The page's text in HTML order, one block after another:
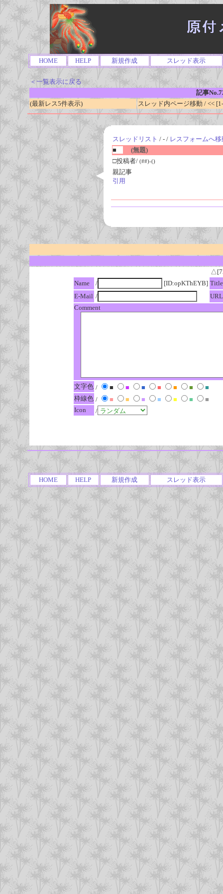
HOME HELP 新規作成 スレッド表示
＜一覧表示に戻る
記事
(最新レス5件表示)
スレッド内ページ移動 / <<
スレッドリスト / - / レスフォームへ移
■
(無題)
□投稿者/ (##)-()
親記事
引用
Name
/ [ID:opKThEYB] Title
E-Mail /
URL
Comment
文字色 / ■ ■ ■ ■ ■ ■
■
枠線色 / ■ ■ ■ ■ ■ ■
■
Icon
/
HOME HELP 新規作成 スレッド表示